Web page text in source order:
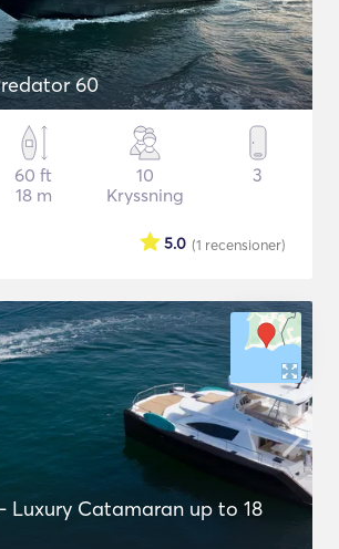
60
60 ft
18 m
10
Kryssning
3
(1 recensioner)
5.0
Luxury Catamaran up to 18